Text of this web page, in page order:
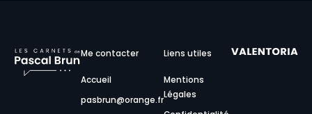
Me contacter
Accueil
pasbrun@orange.fr
Liens utiles
Mentions
Légales